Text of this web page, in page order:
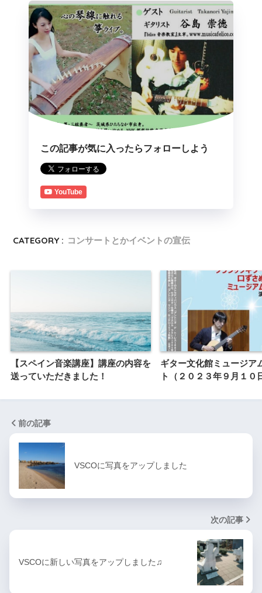
この記事が気に入ったらフォローしよう
YouTube
CATEGORY : コンサートとかイベントの宣伝
【スペイン音楽講座】講座の内容を
送っていただきました！
ギター文化館ミュージア
ト（２０２３年９月１０
前の記事
VSCOに写真をアップしました
次の記事
VSCOに新しい写真をアップしました♫